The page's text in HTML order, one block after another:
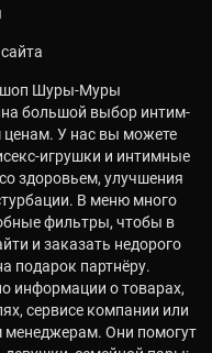
шоп Шуры-Муры
большой выбор интим-
У нас вы можете
игрушки и интимные
здоровьем, улучшения
В меню много
фильтры, чтобы в
и заказать недорого
подарок партнёру.
информации о товарах,
сервисе компании или
менеджерам. Они помогут